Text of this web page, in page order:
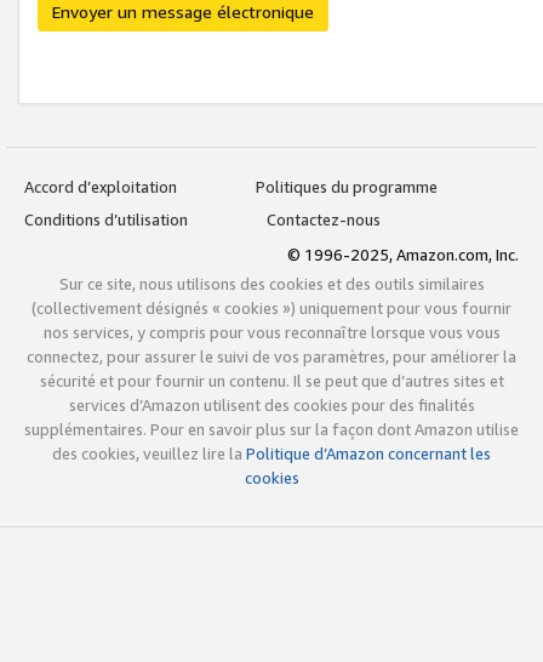
Envoyer un message électronique
Accord d’exploitation
Politiques du programme
Conditions d’utilisation
Contactez-nous
© 1996-2025, Amazon.com, Inc.
Sur ce site, nous utilisons des cookies et des outils similaires
(collectivement désignés « cookies ») uniquement pour vous fournir
nos services, y compris pour vous reconnaître lorsque vous vous
connectez, pour assurer le suivi de vos paramètres, pour améliorer la
sécurité et pour fournir un contenu. Il se peut que d’autres sites et
services d’Amazon utilisent des cookies pour des finalités
supplémentaires. Pour en savoir plus sur la façon dont Amazon utilise
des cookies, veuillez lire la Politique d’Amazon concernant les
cookies